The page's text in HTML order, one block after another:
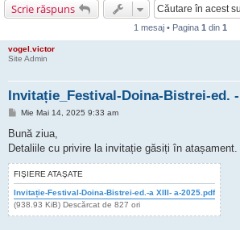
Scrie răspuns
1 mesaj • Pagina 1 din 1
vogel.victor
Site Admin
Invitație_Festival-Doina-Bistrei-ed. -
M
s
j
Mie Mai 14, 2025 9:33 am
Bună ziua,
Detaliile cu privire la invitație găsiți în atașament.
FIŞIERE ATAŞATE
Invitație-Festival-Doina-Bistrei-ed.-a XIII- a-2025.pdf
(938.93 KiB) Descărcat de 827 ori